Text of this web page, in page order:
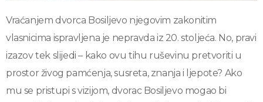
Vraćanjem dvorca Bosiljevo njegovim zakonitim
vlasnicima ispravljena je nepravda iz 20. stoljeća. No, pravi
izazov tek slijedi – kako ovu tihu ruševinu pretvoriti u
prostor živog pamćenja, susreta, znanja i ljepote? Ako
mu se pristupi s vizijom, dvorac Bosiljevo mogao bi